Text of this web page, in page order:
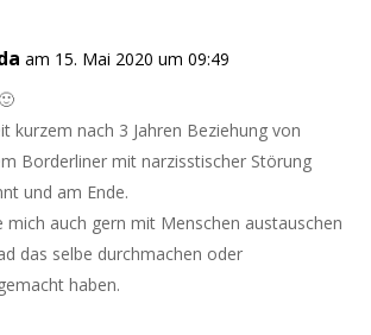
am 15. Mai 2020 um 09:49
kurzem nach 3 Jahren Beziehung von
Borderliner mit narzisstischer Störung
und am Ende.
mich auch gern mit Menschen austauschen
das selbe durchmachen oder
haben.